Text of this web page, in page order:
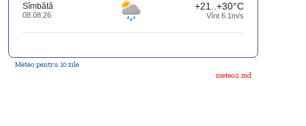
Sîmbătă
08.08.26
+21..+30°C
Vînt 6.1m/s
Meteo pentru 10 zile
meteo2.md